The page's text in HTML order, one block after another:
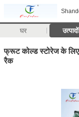
घर उत्पादों
फ्रूट कोल्ड स्टोरेज के
रैक